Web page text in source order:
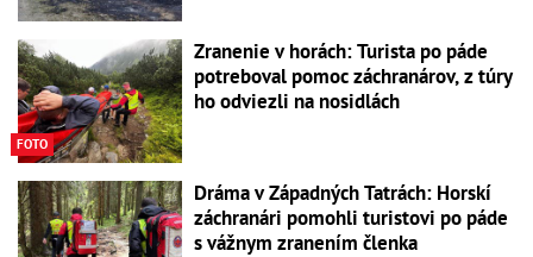
FOTO
Zranenie v horách: Turista po páde
potreboval pomoc záchranárov, z túry
ho odviezli na nosidlách
Dráma v Západných Tatrách: Horskí
záchranári pomohli turistovi po páde
s vážnym zranením členka